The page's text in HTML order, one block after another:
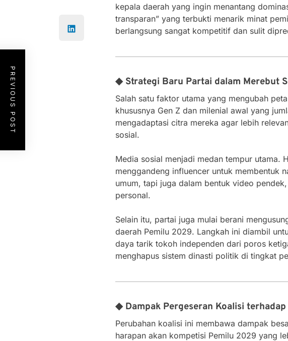
kepala daerah yang ingin menantang
transparan” yang terbukti menarik minat
berlangsung sangat kompetitif dan sulit
◆ Strategi Baru Partai dalam Merebut
Salah satu faktor utama yang mengubah
khususnya Gen Z dan milenial awal yang
mengadaptasi citra mereka agar lebih
sosial.
Media sosial menjadi medan tempur utama.
menggandeng influencer untuk membentuk
umum, tapi juga dalam bentuk video
personal.
Selain itu, partai juga mulai berani
daerah Pemilu 2029. Langkah ini diambil
daya tarik tokoh independen dari poros
menghapus sistem dinasti politik di tingkat
◆ Dampak Pergeseran Koalisi
Perubahan koalisi ini membawa dampak
harapan akan kompetisi Pemilu 2029 yang
PREVIOUS POST